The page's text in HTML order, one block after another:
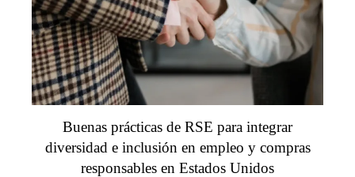
Buenas prácticas de RSE para integrar
diversidad e inclusión en empleo y compras
responsables en Estados Unidos